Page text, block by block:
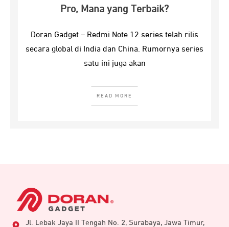
Pro, Mana yang Terbaik?
Doran Gadget – Redmi Note 12 series telah rilis
secara global di India dan China. Rumornya series
satu ini juga akan
READ MORE
Jl. Lebak Jaya II Tengah No. 2, Surabaya, Jawa Timur,